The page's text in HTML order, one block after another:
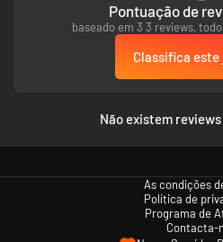
O humor ao estilo do Monty Python
jogadores literalmente arrasam e
força, então famosas figuras históricas,
Pontuação de
baseado em 3 3 reviews,
Classifica este
Não existem
As condições
Política de
Programa de
Contacta-